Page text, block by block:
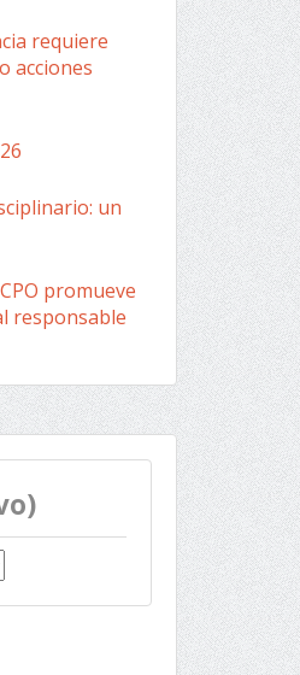
requiere
acciones
un
promueve
responsable